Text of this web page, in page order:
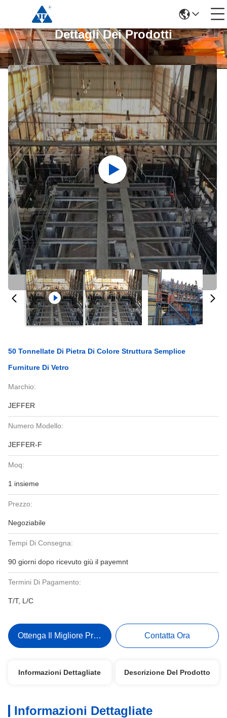
Dettagli Dei Prodotti
50 Tonnellate Di Pietra Di Colore Struttura Semplice
Furniture Di Vetro
Marchio:
JEFFER
Numero Modello:
JEFFER-F
Moq:
1 insieme
Prezzo:
Negoziabile
Tempi Di Consegna:
90 giorni dopo ricevuto giù il payemnt
Termini Di Pagamento:
T/T, L/C
Ottenga Il Migliore Prezzo Contatta Ora
Informazioni Dettagliate Descrizione Del Prodotto
Informazioni Dettagliate